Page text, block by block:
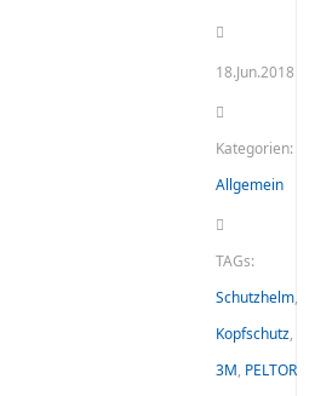
18.Jun.2018
Kategorien:
Allgemein
TAGs:
Schutzhelm,
Kopfschutz,
3M, PELTOR